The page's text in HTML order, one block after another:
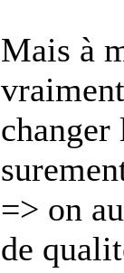
Mais à
changer
=> on
de